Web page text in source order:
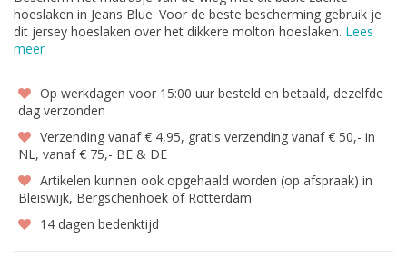
hoeslaken in Jeans Blue. Voor de beste bescherming gebruik je
dit jersey hoeslaken over het dikkere molton hoeslaken. Lees
meer
Op werkdagen voor 15:00 uur besteld en betaald, dezelfde
dag verzonden
Verzending vanaf € 4,95, gratis verzending vanaf € 50,- in
NL, vanaf € 75,- BE & DE
Artikelen kunnen ook opgehaald worden (op afspraak) in
Bleiswijk, Bergschenhoek of Rotterdam
14 dagen bedenktijd